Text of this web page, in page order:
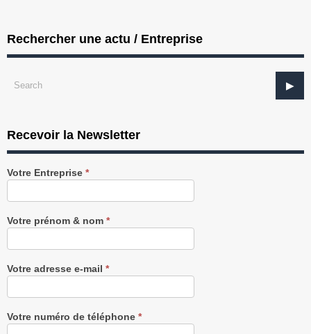
Rechercher une actu / Entreprise
Recevoir la Newsletter
Recevez
notre
gratuitement
Votre Entreprise *
Votre prénom & nom *
Votre adresse e-mail *
Votre numéro de téléphone *